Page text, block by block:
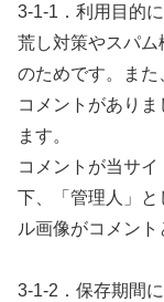
3-1-1．利用目的
荒し対策やスパ
のためです。ま
コメントがあり
ます。
コメントが当サイ
下、「管理人」
ル画像がコメント
3-1-2．保存期間